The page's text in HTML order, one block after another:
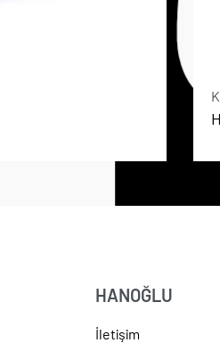
HANOĞLU
İletişim